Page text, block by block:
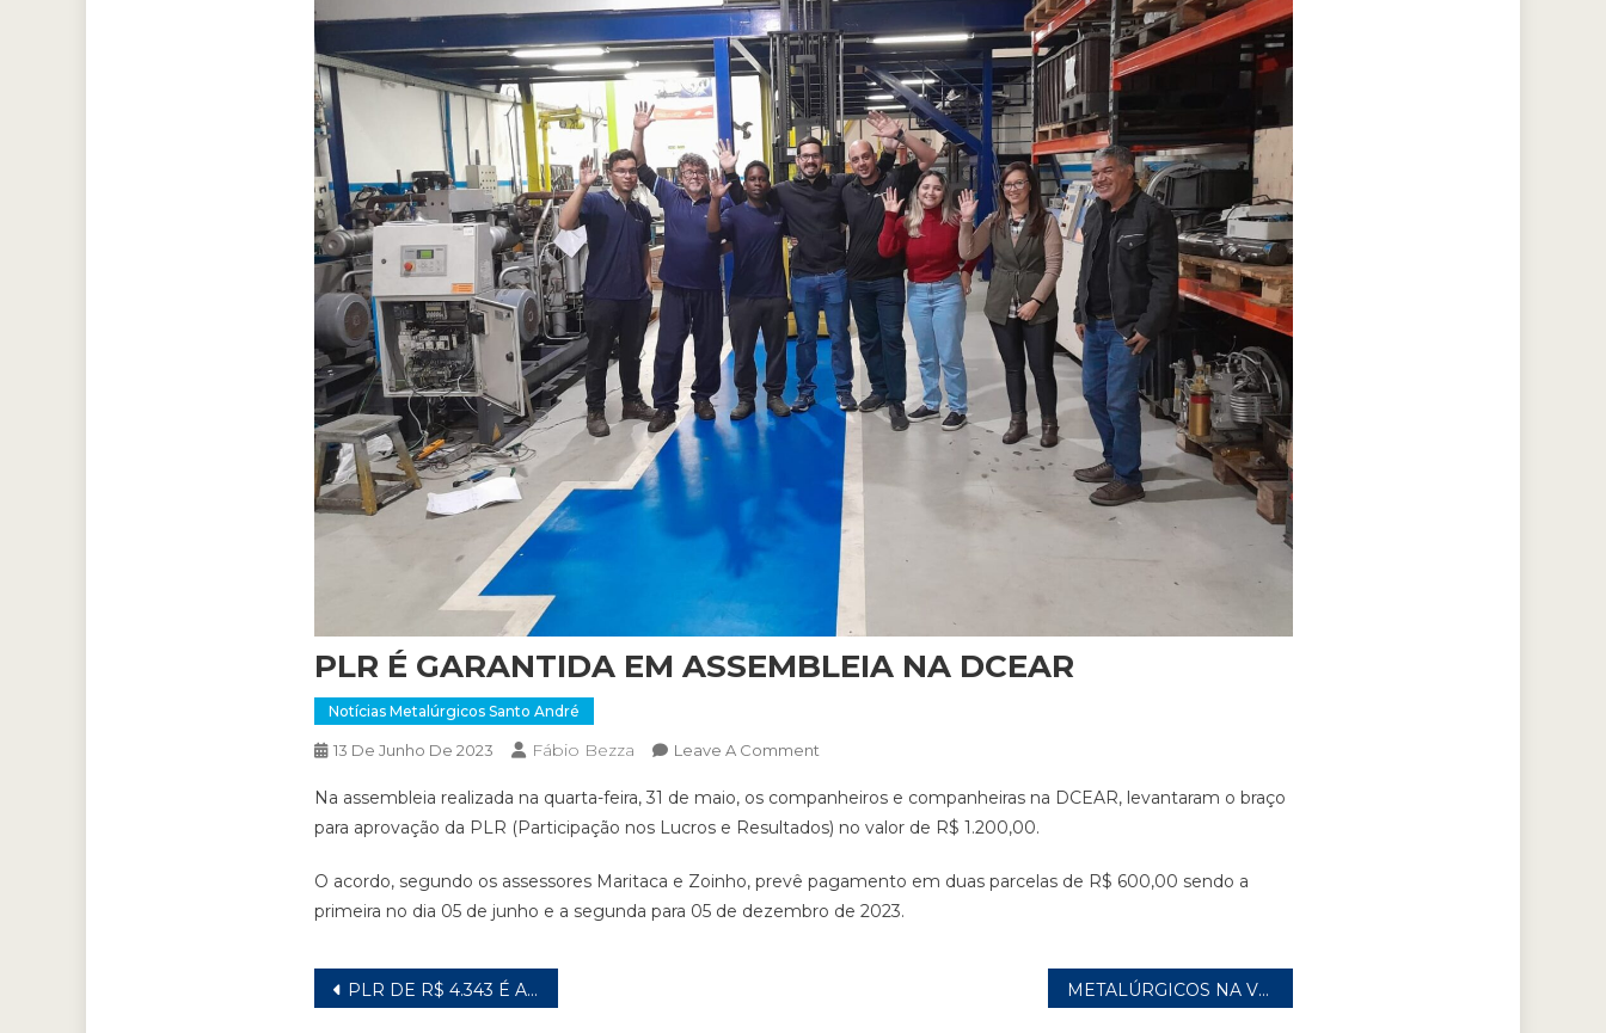
PLR É GARANTIDA EM ASSEMBLEIA NA DCEAR
Notícias Metalúrgicos Santo André
13 De Junho De 2023 Fábio Bezza Leave A CommentOn
É
GARANTIDA
ASSEMBLEIA
NA
Na assembleia realizada na quarta-feira, 31 de maio, os companheiros e companheiras na DCEAR, levantaram o braço
para aprovação da PLR (Participação nos Lucros e Resultados) no valor de R$ 1.200,00.
O acordo, segundo os assessores Maritaca e Zoinho, prevê pagamento em duas parcelas de R$ 600,00 sendo a
primeira no dia 05 de junho e a segunda para 05 de dezembro de 2023.
Navegação
PLR DE R$ 4.343 É APROVADA PELOS TRABALHADORES NA LINCOLN METALÚRGICOS NA VMCL APROVAM PLR